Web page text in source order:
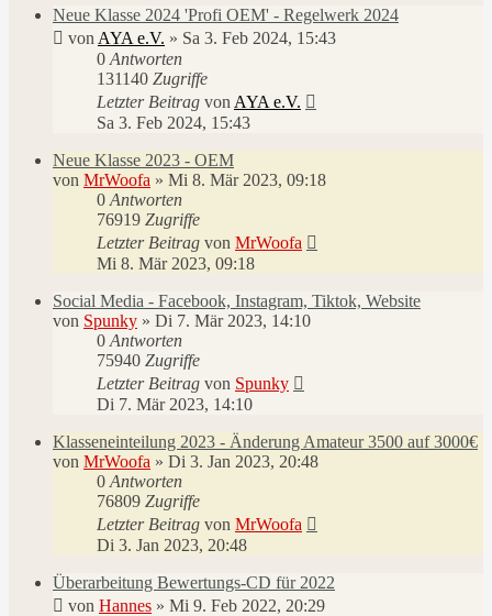
Neue Klasse 2024 'Profi OEM' - Regelwerk 2024
von AYA e.V. » Sa 3. Feb 2024, 15:43
0 Antworten
131140 Zugriffe
Letzter Beitrag von AYA e.V.
Sa 3. Feb 2024, 15:43
Neue Klasse 2023 - OEM
von MrWoofa » Mi 8. Mär 2023, 09:18
0 Antworten
76919 Zugriffe
Letzter Beitrag von MrWoofa
Mi 8. Mär 2023, 09:18
Social Media - Facebook, Instagram, Tiktok, Website
von Spunky » Di 7. Mär 2023, 14:10
0 Antworten
75940 Zugriffe
Letzter Beitrag von Spunky
Di 7. Mär 2023, 14:10
Klasseneinteilung 2023 - Änderung Amateur 3500 auf 3000€
von MrWoofa » Di 3. Jan 2023, 20:48
0 Antworten
76809 Zugriffe
Letzter Beitrag von MrWoofa
Di 3. Jan 2023, 20:48
Überarbeitung Bewertungs-CD für 2022
von Hannes » Mi 9. Feb 2022, 20:29